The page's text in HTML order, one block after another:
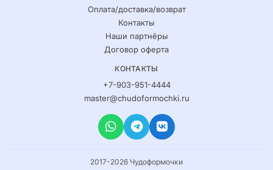
Оплата/доставка/возврат
Контакты
Наши партнёры
Договор оферта
КОНТАКТЫ
+7-903-951-4444
master@chudoformochki.ru
2017-2026 Чудоформочки